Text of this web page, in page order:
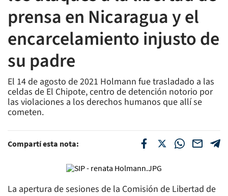
prensa en Nicaragua y el
encarcelamiento injusto de
su padre
El 14 de agosto de 2021 Holmann fue trasladado a las
celdas de El Chipote, centro de detención notorio por
las violaciones a los derechos humanos que allí se
cometen.
Compartí esta nota:
La apertura de sesiones de la Comisión de Libertad de